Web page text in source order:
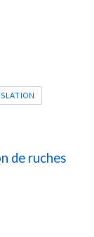
de ruches